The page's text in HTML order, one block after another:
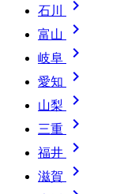
石川 
富山 
岐阜 
愛知 
山梨 
三重 
福井 
滋賀 